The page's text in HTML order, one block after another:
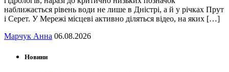
наближається рівень води не лише в Дністрі, а й у річках Прут
і Серет. У Мережі місцеві активно діляться відео, на яких […]
Марчук Анна 06.08.2026
Новини